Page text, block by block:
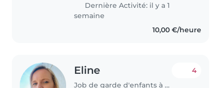
Dernière Activité: il y a 1
semaine
10,00 €/heure
Eline
Job de garde d'enfants à Bornem
4